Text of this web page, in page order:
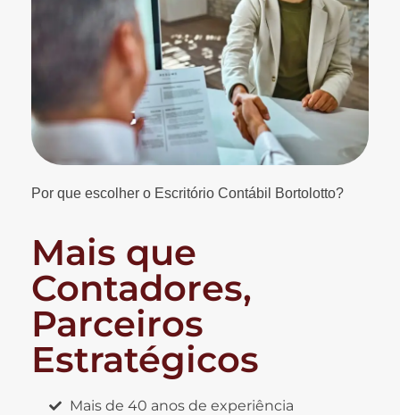
Por que escolher o Escritório Contábil Bortolotto?
Mais que
Contadores,
Parceiros
Estratégicos
Mais de 40 anos de experiência